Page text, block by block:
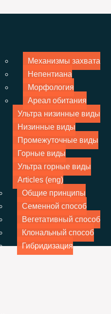
Механизмы захвата
Непентиана
Морфология
Ареал обитания
Ультра низинные виды
Низинные виды
Промежуточные виды
Горные виды
Ультра горные виды
Articles (eng)
Общие принципы
Семенной способ
Вегетативный способ
Клональный способ
Гибридизация